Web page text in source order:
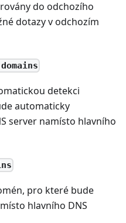
do odchozího
dotazy v odchozím
detekci
automaticky
server namísto hlavního
pro které bude
hlavního DNS